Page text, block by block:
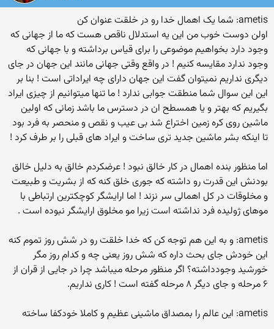
ametis: شما یک اهمال خدا رو در خلقت عنوان کن
اولن دوست خوب من این یه استدلال ناقص هست که ما از جهانی که
وجود دارد بخواهیم موضوعی را برای قیاس برداشته و با جهانی که
وجود ندارد مقایسه کنیم ! در واقع وقتی جهانی مانند این جهان در جای
دیگری نداریم نمیتوان گفت این جهان دارای چه ایراداتی است ! بنا بر
این این سوال شما منطقت جوابی ندارد ! ما تنها میتوانیم از چیزی ایراد
بگیریم که بهتر و یا همسطح ان در دسترس ما باشد زمانی که اولین
ماشین روی کره زمین اختراع شد بی عیب و نقص و منحصر به فرد بود
تا اینکه بشر ماشین جدید تری ساخت و ایراد های قبلی را بر طرف کرد !
اما منظور بنده اهمال در کار خالق نبود ! عرضکردم خالق به دلیل خالق
بودنش این قدرت رو داشته که جوری خلق کنه که از بشریت و طبیعت
و مخلوقات در کل اهمالی سر نزند ! اما ارایشگر کوچکترین ارتباطی با
موهای ژولیده فرد نداشته است زیرا مو مخلوق ارایشگر نبوده است .
ametis: و به این هم توجه کن که خدا خلقت رو در شش روز تموم کنه
این خودش جای بحث داره که شش روز یعنی چه و کدام روز مگر
خورشید وجودداشته؟ اگر منظور مرحله میباشد چرا در جایی از قران از
۶ مرحله و جای دیگر ۸ مرحله گفته است ! کاری نداریم.
ametis: این عالم را بمصداق ماشینی عظیم و کاملا خودکفا ساخته